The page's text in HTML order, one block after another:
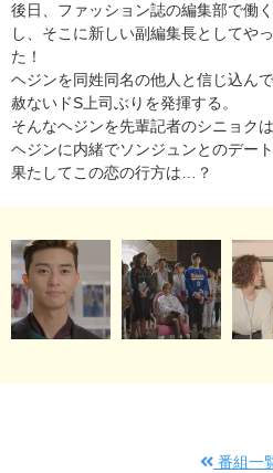
後日、ファッション誌の編集部で働
し、そこに新しい副編集長としてや
た！
ヘジンを同姓同名の他人と信じ込ん
赦ないドS上司ぶりを発揮する。
そんなヘジンを先輩記者のシニョク
ヘジンに内緒でソンジュンとのデート
果たしてこの恋の行方は…？
番組一